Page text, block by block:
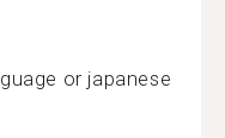
or japanese